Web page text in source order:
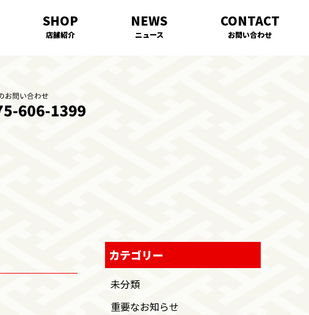
店舗紹介 ニュース お問い合わせ
カテゴリー
未分類
重要なお知らせ